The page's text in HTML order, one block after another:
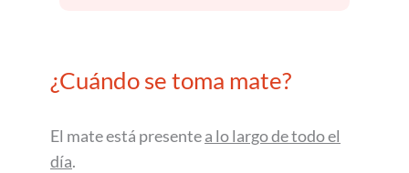
¿Cuándo se toma mate?
El mate está presentea lo largo de todo el
día.